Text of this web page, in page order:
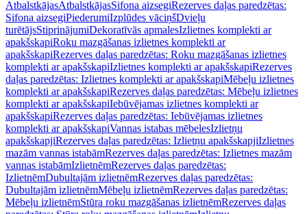
AtbalstkājasAtbalstkājasSifona aizsegiRezerves daļas paredzētas:
Sifona aizsegiPiederumiIzplūdes vāciņšDvieļu
turētājsStiprinājumiDekoratīvās apmalesIzlietnes komplekti ar
apakšskapiRoku mazgāšanas izlietnes komplekti ar
apakšskapiRezerves daļas paredzētas: Roku mazgāšanas izlietnes
komplekti ar apakšskapiIzlietnes komplekti ar apakšskapiRezerves
daļas paredzētas: Izlietnes komplekti ar apakšskapiMēbeļu izlietnes
komplekti ar apakšskapiRezerves daļas paredzētas: Mēbeļu izlietnes
komplekti ar apakšskapiIebūvējamas izlietnes komplekti ar
apakšskapiRezerves daļas paredzētas: Iebūvējamas izlietnes
komplekti ar apakšskapiVannas istabas mēbelesIzlietņu
apakšskapjiRezerves daļas paredzētas: Izlietņu apakšskapjiIzlietnes
mazām vannas istabāmRezerves daļas paredzētas: Izlietnes mazām
vannas istabāmIzlietnēmRezerves daļas paredzētas:
IzlietnēmDubultajām izlietnēmRezerves daļas paredzētas:
Dubultajām izlietnēmMēbeļu izlietnēmRezerves daļas paredzētas:
Mēbeļu izlietnēmStūra roku mazgāšanas izlietnēmRezerves daļas